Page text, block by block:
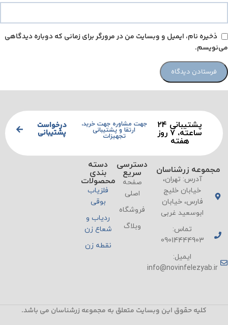
ذخیره نام، ایمیل و وبسایت من در مرورگر برای زمانی که دوباره دیدگاهی
می‌نویسم.
پشتیبانی ۲۴
ساعته، ۷ روز
هفته
جهت مشاوره جهت خرید،
ارتقا و پشتیبانی
تجهیزات
درخواست
پشتیبانی
مجموعه زرشناسان
آدرس: تهران،
خیابان خلیج
فارس، خیابان
ابوسعید غربی
تماس:
09014444903
ایمیل:
info@novinfelezyab.ir
دسترسی
سریع
صفحه
اصلی
فروشگاه
وبلاگ
دسته
بندی
محصولات
فلزیاب
بوقی
ردیاب و
شعاع زن
نقطه زن
کلیه حقوق این وبسایت متعلق به مجموعه زرشناسان می باشد.